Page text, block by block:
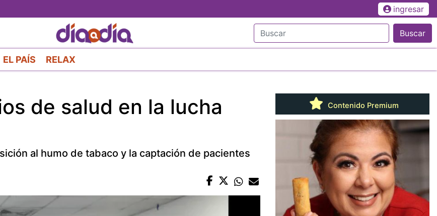
al
contenido
principal
ingresar
Buscar
EL PAÍS RELAX
de salud en la lucha
al humo de tabaco y la captación de pacientes
Contenido Premium